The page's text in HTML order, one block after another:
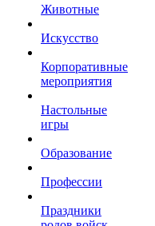
Животные
Искусство
Корпоративные
мероприятия
Настольные
игры
Образование
Профессии
Праздники